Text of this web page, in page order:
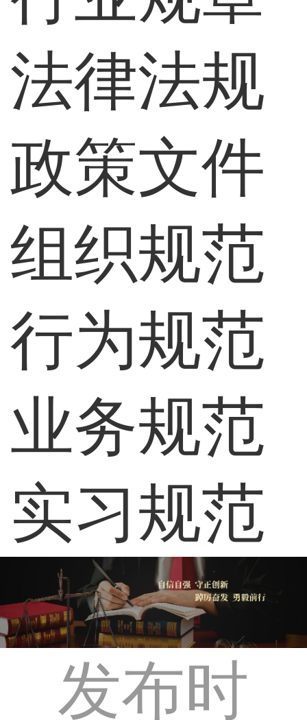
法律法规
政策文件
组织规范
行为规范
业务规范
实习规范
发布时